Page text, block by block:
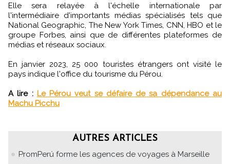
Elle sera relayée à l'échelle internationale par
l'intermédiaire d'importants médias spécialisés tels que
National Geographic, The New York Times, CNN, HBO et le
groupe Forbes, ainsi que de différentes plateformes de
médias et réseaux sociaux.
En janvier 2023, 25 000 touristes étrangers ont visité le
pays indique l'office du tourisme du Pérou.
A lire : Le Pérou veut se défaire de sa dépendance au
Machu Picchu
AUTRES ARTICLES
PromPerú forme les agences de voyages à Marseille